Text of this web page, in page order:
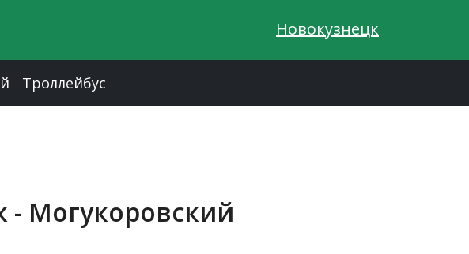
Новокузнецк
Троллейбус
- Могукоровский